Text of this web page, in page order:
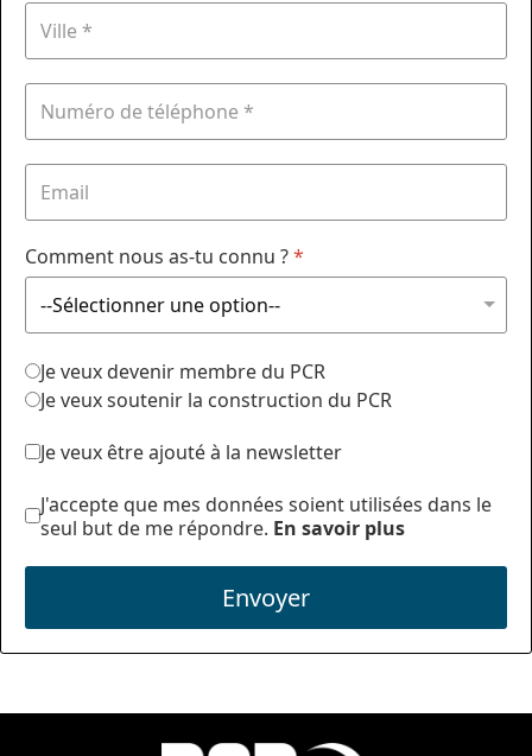
Comment nous as-tu connu ?*
Je veux devenir membre du PCR
Je veux soutenir la construction du PCR
Je veux être ajouté à la newsletter
J'accepte que mes données soient utilisées dans le
seul but de me répondre. En savoir plus
Envoyer